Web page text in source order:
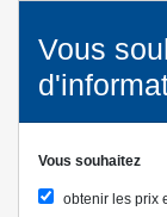
Vous
Vous souhaitez
obtenir les prix